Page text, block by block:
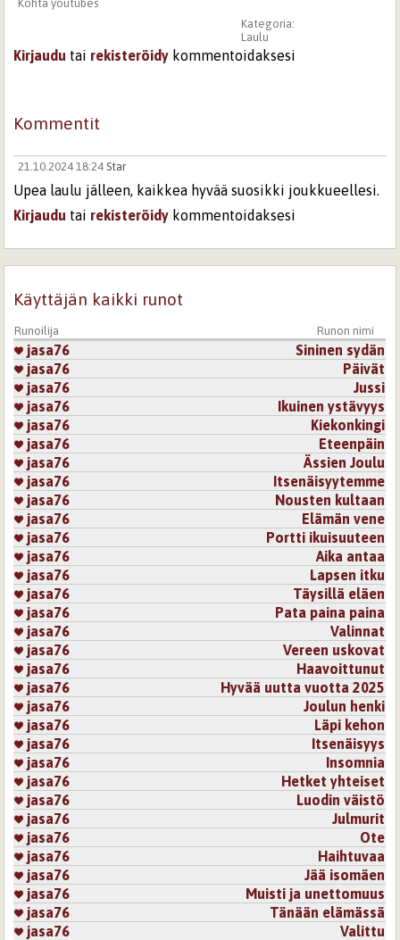
Kohta youtubes
Kategoria:
Laulu
Kirjaudu tai rekisteröidy kommentoidaksesi
Kommentit
21.10.2024 18:24 Star
Upea laulu jälleen, kaikkea hyvää suosikki joukkueellesi.
Kirjaudu tai rekisteröidy kommentoidaksesi
Sivut
Käyttäjän kaikki runot
Runoilija Runon nimi
jasa76
Sininen sydän
jasa76
Päivät
jasa76
Jussi
jasa76
Ikuinen ystävyys
jasa76
Kiekonkingi
jasa76
Eteenpäin
jasa76
Ässien Joulu
jasa76
Itsenäisyytemme
jasa76
Nousten kultaan
jasa76
Elämän vene
jasa76
Portti ikuisuuteen
jasa76
Aika antaa
jasa76
Lapsen itku
jasa76
Täysillä eläen
jasa76
Pata paina paina
jasa76
Valinnat
jasa76
Vereen uskovat
jasa76
Haavoittunut
jasa76
Hyvää uutta vuotta 2025
jasa76
Joulun henki
jasa76
Läpi kehon
jasa76
Itsenäisyys
jasa76
Insomnia
jasa76
Hetket yhteiset
jasa76
Luodin väistö
jasa76
Julmurit
jasa76
Ote
jasa76
Haihtuvaa
jasa76
Jää isomäen
jasa76
Muisti ja unettomuus
jasa76
Tänään elämässä
jasa76
Valittu